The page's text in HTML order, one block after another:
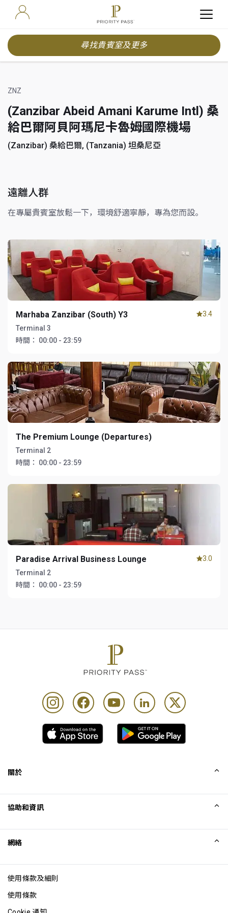
尋找貴賓室及更多
ZNZ
(Zanzibar Abeid Amani Karume Intl) 桑
給巴爾阿貝阿瑪尼卡魯姆國際機場
(Zanzibar) 桑給巴爾, (Tanzania) 坦桑尼亞
遠離人群
在專屬貴賓室放鬆一下，環境舒適寧靜，專為您而設。
Marhaba Zanzibar (South) Y3
Terminal 3
時間：
00:00 - 23:59
3.4
The Premium Lounge (Departures)
Terminal 2
時間：
00:00 - 23:59
Paradise Arrival Business Lounge
Terminal 2
時間：
00:00 - 23:59
3.0
關於
Excellence Awards
網誌
協助和資訊
網絡
使用條款及細則
使用條款